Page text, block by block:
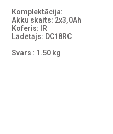
Komplektācija:
Akku skaits: 2x3,0Ah
Koferis: IR
Lādētājs: DC18RC
Svars : 1.50 kg